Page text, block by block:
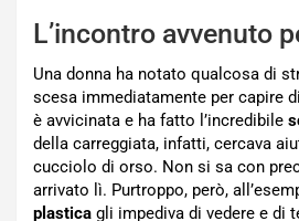
L’incontro avvenuto
Una donna ha notato qualcosa di
scesa immediatamente per capire
è avvicinata e ha fatto l’incredibile
della carreggiata, infatti, cercava
cucciolo di orso. Non si sa con
arrivato lì. Purtroppo, però,
plastica gli impediva di vedere e di